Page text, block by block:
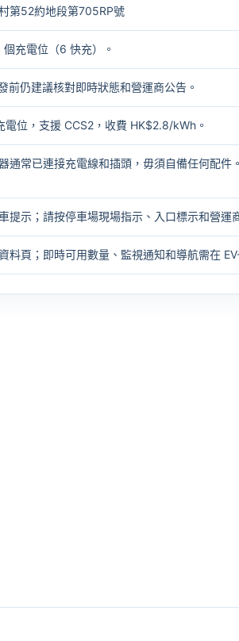
第52約地段第705RP號
充電位（6 快充）。
前仍建議核對即時狀態和營運商公告。
位，支援 CCS2，收費 HK$2.8/kWh。
通常已連接充電線和插頭，毋須自備任何配件
提示；請按停車場現場指示、入口標示和營運
料頁；即時可用數量、監視通知和導航需在